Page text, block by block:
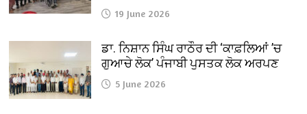
19 June 2026
ਡਾ. ਨਿਸ਼ਾਨ ਸਿੰਘ ਰਾਠੌਰ ਦੀ ‘ਕਾਫ਼ਲਿਆਂ ’ਚ
ਗੁਆਚੇ ਲੋਕ’ ਪੰਜਾਬੀ ਪੁਸਤਕ ਲੋਕ ਅਰਪਣ
5 June 2026